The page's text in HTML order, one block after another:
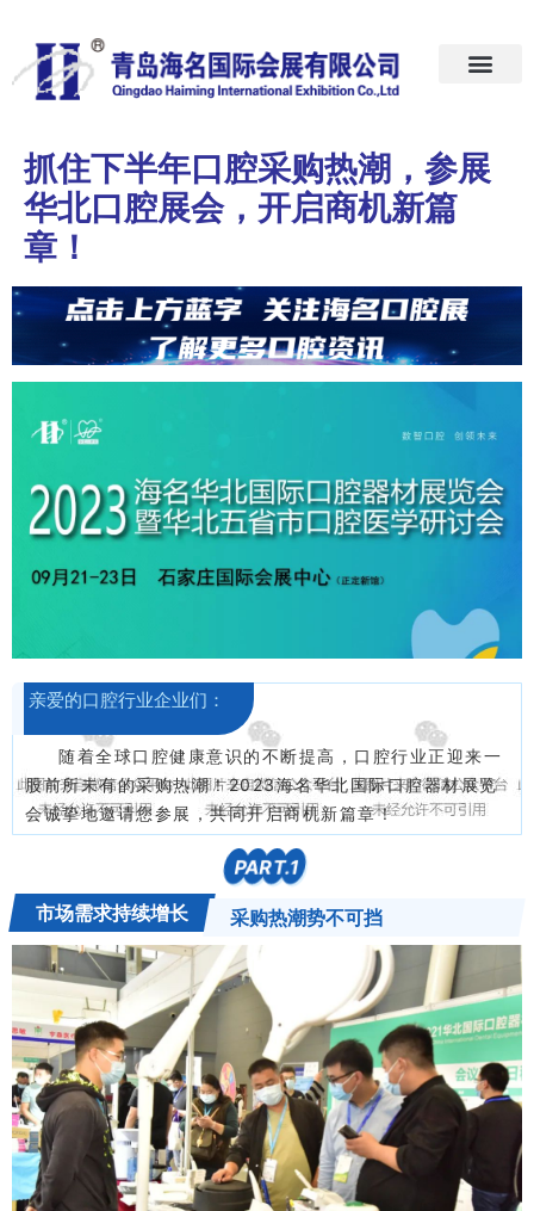
抓住下半年口腔采购热潮，参展
华北口腔展会，开启商机新篇
章！
亲爱的口腔行业企业们：
随着全球口腔健康意识的不断提高，口腔行业正迎来一
股前所未有的采购热潮！2023海名华北国际口腔器材展览
会诚挚地邀请您参展，共同开启商机新篇章！
PART.1
市场需求持续增长
采购热潮势不可挡